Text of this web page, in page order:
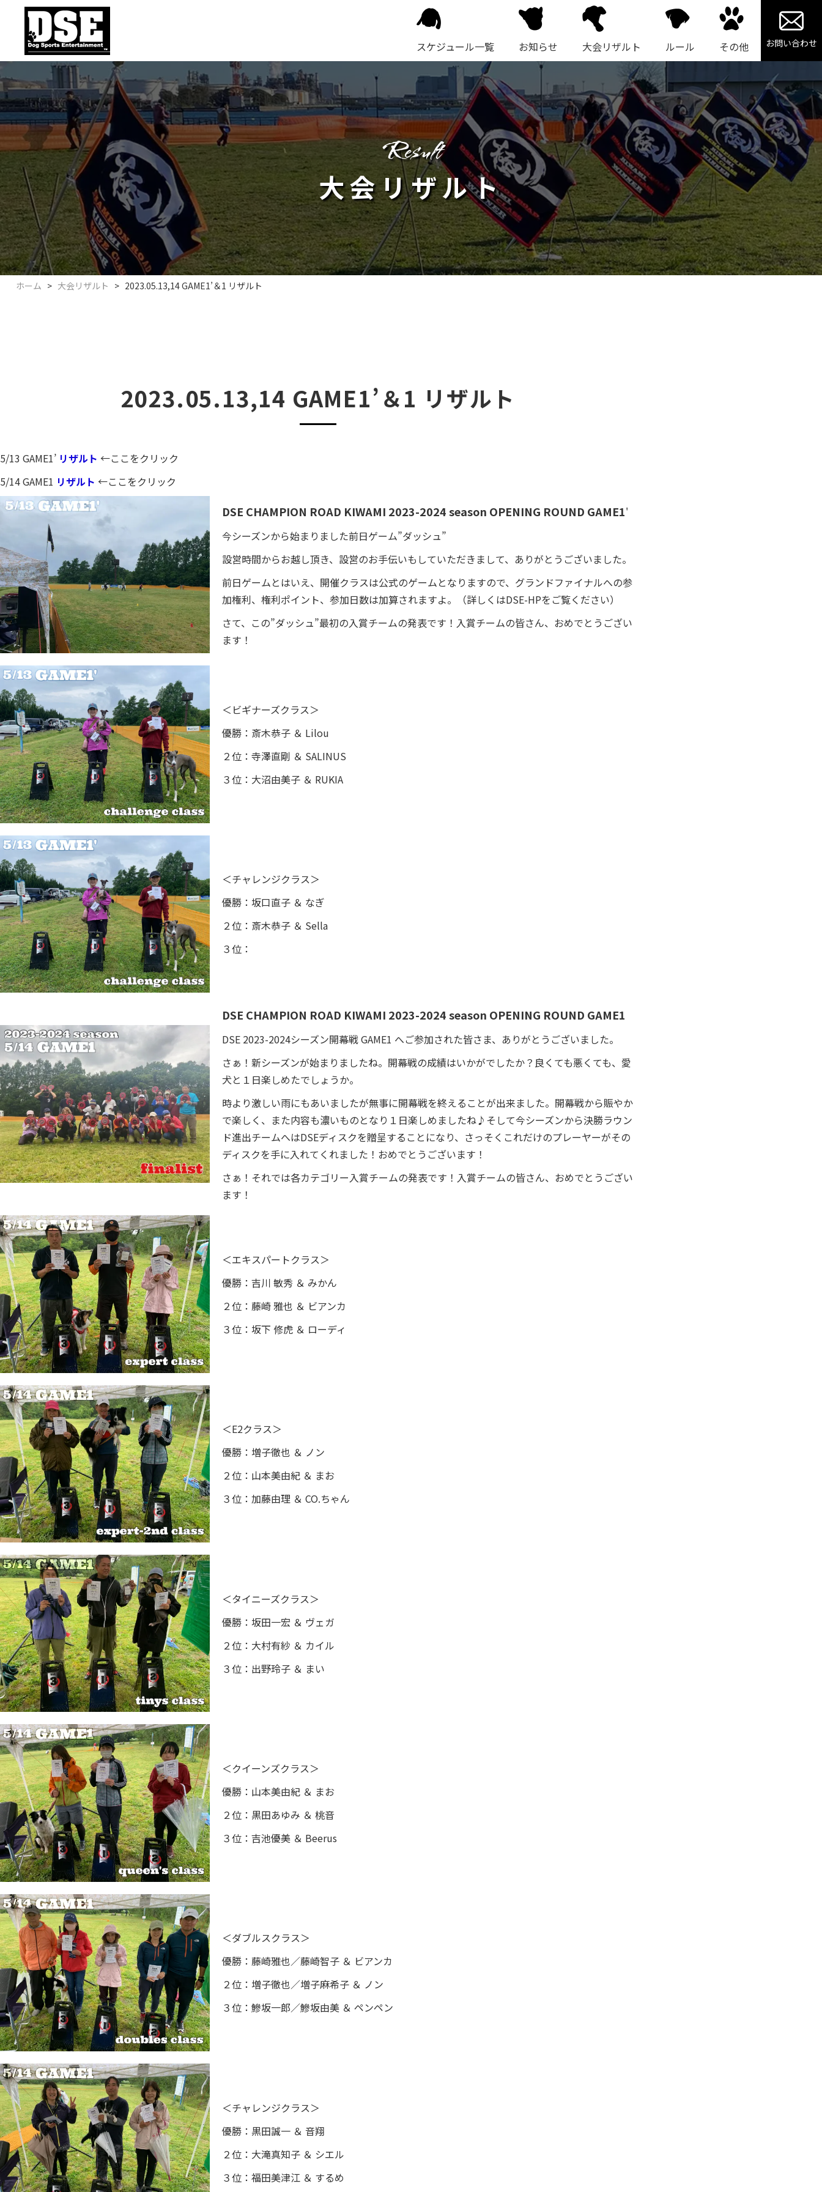
スケジュール一覧 お知らせ 大会リザルト ルール その他 お問い合わせ
大会リザルト
result
ホーム > 大会リザルト > 2023.05.13,14 GAME1’＆1 リザルト
2023.05.13,14 GAME1’＆1 リザルト
5/13 GAME1’ リザルト ←ここをクリック
5/14 GAME1 リザルト ←ここをクリック
DSE CHAMPION ROAD KIWAMI 2023-2024 season OPENING ROUND GAME1'
今シーズンから始まりました前日ゲーム”ダッシュ”
設営時間からお越し頂き、設営のお手伝いもしていただきまして、ありがとうございました。
前日ゲームとはいえ、開催クラスは公式のゲームとなりますので、グランドファイナルへの参
加権利、権利ポイント、参加日数は加算されますよ。（詳しくはDSE-HPをご覧ください）
さて、この”ダッシュ”最初の入賞チームの発表です！入賞チームの皆さん、おめでとうござい
ます！
＜ビギナーズクラス＞
優勝：斎木恭子 ＆ Lilou
２位：寺澤直剛 ＆ SALINUS
３位：大沼由美子 ＆ RUKIA
＜チャレンジクラス＞
優勝：坂口直子 ＆ なぎ
２位：斎木恭子 ＆ Sella
３位：
DSE CHAMPION ROAD KIWAMI 2023-2024 season OPENING ROUND GAME1
DSE 2023-2024シーズン開幕戦 GAME1 へご参加された皆さま、ありがとうございました。
さぁ！新シーズンが始まりましたね。開幕戦の成績はいかがでしたか？良くても悪くても、愛
犬と１日楽しめたでしょうか。
時より激しい雨にもあいましたが無事に開幕戦を終えることが出来ました。開幕戦から賑やか
で楽しく、また内容も濃いものとなり１日楽しめましたね♪そして今シーズンから決勝ラウン
ド進出チームへはDSEディスクを贈呈することになり、さっそくこれだけのプレーヤーがその
ディスクを手に入れてくれました！おめでとうございます！
さぁ！それでは各カテゴリー入賞チームの発表です！入賞チームの皆さん、おめでとうござい
ます！
＜エキスパートクラス＞
優勝：吉川 敏秀 ＆ みかん
２位：藤崎 雅也 ＆ ビアンカ
３位：坂下 修虎 ＆ ローディ
＜E2クラス＞
優勝：増子徹也 ＆ ノン
２位：山本美由紀 ＆ まお
３位：加藤由理 ＆ CO.ちゃん
＜タイニーズクラス＞
優勝：坂田一宏 ＆ ヴェガ
２位：大村有紗 ＆ カイル
３位：出野玲子 ＆ まい
＜クイーンズクラス＞
優勝：山本美由紀 ＆ まお
２位：黒田あゆみ ＆ 桃音
３位：吉池優美 ＆ Beerus
＜ダブルスクラス＞
優勝：藤崎雅也／藤崎智子 ＆ ビアンカ
２位：増子徹也／増子麻希子 ＆ ノン
３位：鰺坂一郎／鰺坂由美 ＆ ペンペン
＜チャレンジクラス＞
優勝：黒田誠一 ＆ 音翔
２位：大滝真知子 ＆ シエル
３位：福田美津江 ＆ するめ